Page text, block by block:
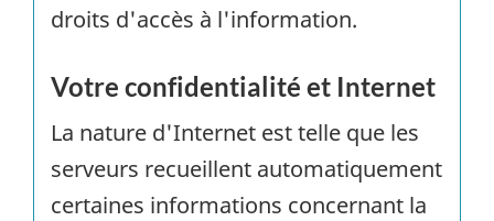
droits d'accès à l'information.
Votre confidentialité et Internet
La nature d'Internet est telle que les
serveurs recueillent automatiquement
certaines informations concernant la